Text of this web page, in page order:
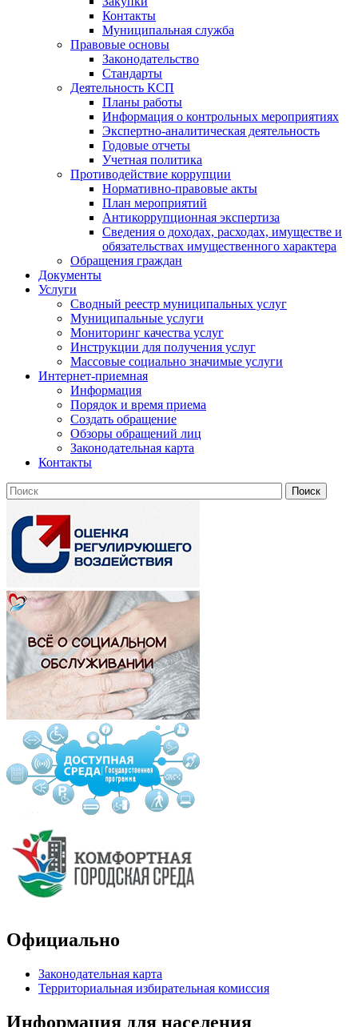
Контакты
Муниципальная служба
Правовые основы
Законодательство
Стандарты
Деятельность КСП
Планы работы
Информация о контрольных мероприятиях
Экспертно-аналитическая деятельность
Годовые отчеты
Учетная политика
Противодействие коррупции
Нормативно-правовые акты
План мероприятий
Антикоррупционная экспертиза
Сведения о доходах, расходах, имуществе и
обязательствах имущественного характера
Обращения граждан
Документы
Услуги
Сводный реестр муниципальных услуг
Муниципальные услуги
Мониторинг качества услуг
Инструкции для получения услуг
Массовые социально значимые услуги
Интернет-приемная
Информация
Порядок и время приема
Создать обращение
Обзоры обращений лиц
Законодательная карта
Контакты
Официально
Законодательная карта
Территориальная избирательная комиссия
Информация для населения